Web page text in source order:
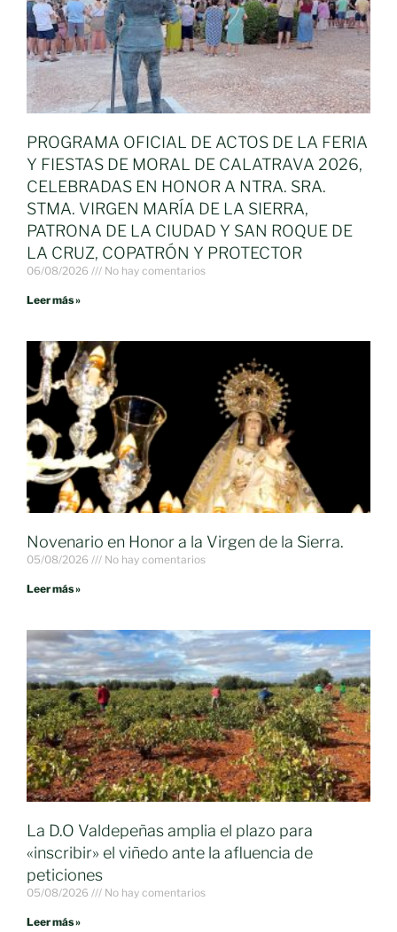
PROGRAMA OFICIAL DE ACTOS DE LA FERIA
Y FIESTAS DE MORAL DE CALATRAVA 2026,
CELEBRADAS EN HONOR A NTRA. SRA.
STMA. VIRGEN MARÍA DE LA SIERRA,
PATRONA DE LA CIUDAD Y SAN ROQUE DE
LA CRUZ, COPATRÓN Y PROTECTOR
06/08/2026 No hay comentarios
Leer más »
Novenario en Honor a la Virgen de la Sierra.
05/08/2026 No hay comentarios
Leer más »
La D.O Valdepeñas amplia el plazo para
«inscribir» el viñedo ante la afluencia de
peticiones
05/08/2026 No hay comentarios
Leer más »